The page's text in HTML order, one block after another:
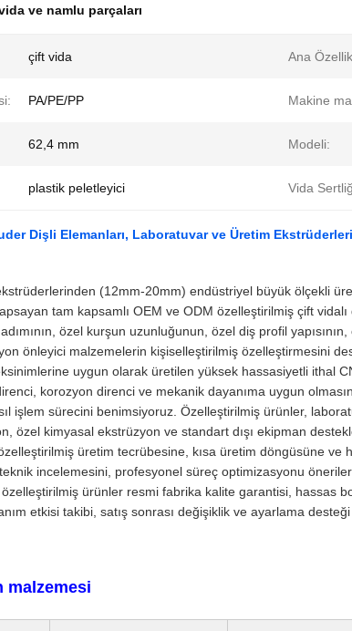
ve namlu parçaları
çift ​​vida Ana
PA/PE/PP Makine
62,4 mm Modeli:
plastik peletleyici Vida
Dişli Elemanları, Laboratuvar ve Üretim
(12mm-20mm) endüstriyel büyük ölçekli
tam kapsamlı OEM ve ODM özelleştirilmiş çift
özel kurşun uzunluğunun, özel diş profil yapısının,
önleyici malzemelerin kişiselleştirilmiş özelleştirmesini
uygun olarak üretilen yüksek hassasiyetli ithal
korozyon direnci ve mekanik dayanıma uygun
işlem sürecini benimsiyoruz. Özelleştirilmiş ürünler,
özel kimyasal ekstrüzyon ve standart dışı ekipman
üretim tecrübesine, kısa üretim döngüsüne ve
incelemesini, profesyonel süreç optimizasyonu
özelleştirilmiş ürünler resmi fabrika kalite garantisi, hassas
etkisi takibi, satış sonrası değişiklik ve ayarlama
malzemesi